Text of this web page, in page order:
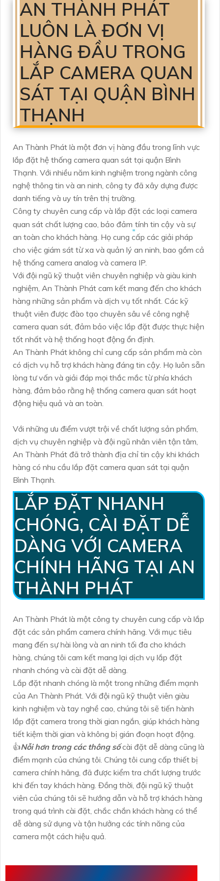
AN THÀNH PHÁT
LUÔN LÀ ĐƠN VỊ
HÀNG ĐẦU TRONG
LẮP CAMERA QUAN
SÁT TẠI QUẬN BÌNH
THẠNH
An Thành Phát là một đơn vị hàng đầu trong lĩnh vực
lắp đặt hệ thống camera quan sát tại quận Bình
Thạnh. Với nhiều năm kinh nghiệm trong ngành công
nghệ thông tin và an ninh, công ty đã xây dựng được
danh tiếng và uy tín trên thị trường.
Công ty chuyên cung cấp và lắp đặt các loại camera
quan sát chất lượng cao, bảo đảm tính tin cậy và sự
an toàn cho khách hàng. Họ cung cấp các giải pháp
cho việc giám sát từ xa và quản lý an ninh, bao gồm cả
hệ thống camera analog và camera IP.
Với đội ngũ kỹ thuật viên chuyên nghiệp và giàu kinh
nghiệm, An Thành Phát cam kết mang đến cho khách
hàng những sản phẩm và dịch vụ tốt nhất. Các kỹ
thuật viên được đào tạo chuyên sâu về công nghệ
camera quan sát, đảm bảo việc lắp đặt được thực hiện
tốt nhất và hệ thống hoạt động ổn định.
An Thành Phát không chỉ cung cấp sản phẩm mà còn
có dịch vụ hỗ trợ khách hàng đáng tin cậy. Họ luôn sẵn
lòng tư vấn và giải đáp mọi thắc mắc từ phía khách
hàng, đảm bảo rằng hệ thống camera quan sát hoạt
động hiệu quả và an toàn.
Với những ưu điểm vượt trội về chất lượng sản phẩm,
dịch vụ chuyên nghiệp và đội ngũ nhân viên tận tâm,
An Thành Phát đã trở thành địa chỉ tin cậy khi khách
hàng có nhu cầu lắp đặt camera quan sát tại quận
Bình Thạnh.
LẮP ĐẶT NHANH
CHÓNG, CÀI ĐẶT DỄ
DÀNG VỚI CAMERA
CHÍNH HÃNG TẠI AN
THÀNH PHÁT
An Thành Phát là một công ty chuyên cung cấp và lắp
đặt các sản phẩm camera chính hãng. Với mục tiêu
mang đến sự hài lòng và an ninh tối đa cho khách
hàng, chúng tôi cam kết mang lại dịch vụ lắp đặt
nhanh chóng và cài đặt dễ dàng.
Lắp đặt nhanh chóng là một trong những điểm mạnh
của An Thành Phát. Với đội ngũ kỹ thuật viên giàu
kinh nghiệm và tay nghề cao, chúng tôi sẽ tiến hành
lắp đặt camera trong thời gian ngắn, giúp khách hàng
tiết kiệm thời gian và không bị gián đoạn hoạt động.
👍Nỗi hơn trong các thông sốcài đặt dễ dàng cũng là
điểm mạnh của chúng tôi. Chúng tôi cung cấp thiết bị
camera chính hãng, đã được kiểm tra chất lượng trước
khi đến tay khách hàng. Đồng thời, đội ngũ kỹ thuật
viên của chúng tôi sẽ hướng dẫn và hỗ trợ khách hàng
trong quá trình cài đặt, chắc chắn khách hàng có thể
dễ dàng sử dụng và tận hưởng các tính năng của
camera một cách hiệu quả.